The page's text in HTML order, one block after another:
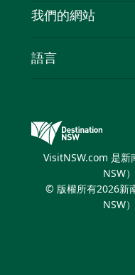
Cookie 通知
新南威爾斯州公路旅
活動
旅行資訊
新南威爾斯的商業
我們的網站
新南威爾士州旅遊
繽紛悉尼燈光音樂節
語言
VisitNSW.com 是
NSW
© 版權所有2026新
NSW